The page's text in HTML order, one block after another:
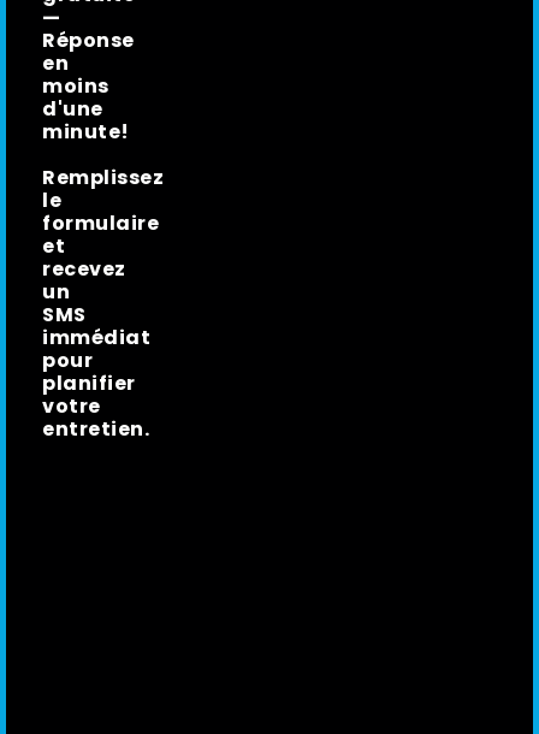
—
Réponse
en
moins
d'une
minute!
Remplissez
le
formulaire
et
recevez
un
SMS
immédiat
pour
planifier
votre
entretien.